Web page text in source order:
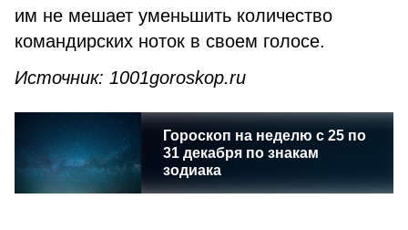
им не мешает уменьшить количество
командирских ноток в своем голосе.
Источник: 1001goroskop.ru
Гороскоп на неделю с 25 по
31 декабря по знакам
зодиака